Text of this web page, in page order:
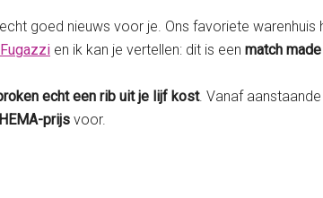
goed nieuws voor je. Ons favoriete warenhuis
Fugazzi en ik kan je vertellen: dit is een match
echt een rib uit je lijf kost. Vanaf
prijs voor.